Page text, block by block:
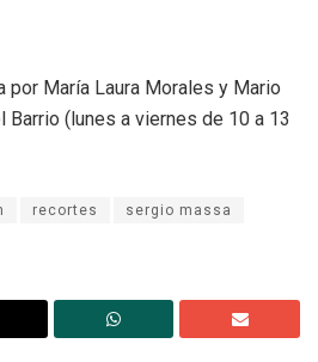
por María Laura Morales y Mario
Barrio (lunes a viernes de 10 a 13
recortes sergio massa